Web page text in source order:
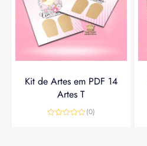
Kit de Artes em PDF 14
Artes T
(0)